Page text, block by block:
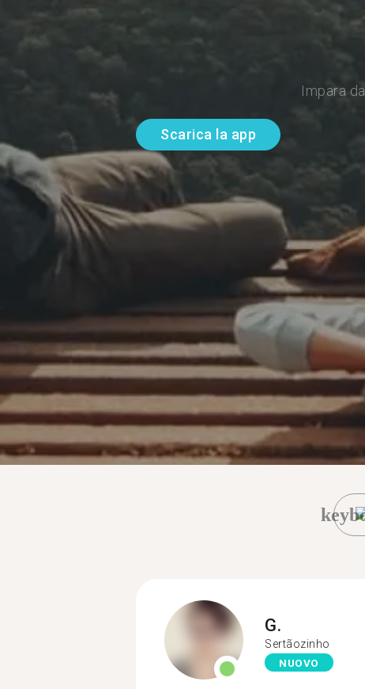
Impara
Scarica la app
G.
Sertãozinho
NUOVO